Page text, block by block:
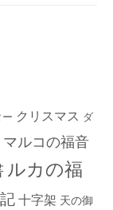
ー クリスマス ダ
マルコの福音
ルカの福
十字架 天の御